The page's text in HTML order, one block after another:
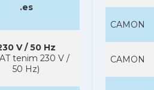
.es
V / 50 Hz
tenim 230 V /
50 Hz)
CAMON
CAMON